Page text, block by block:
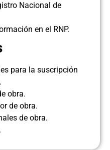
Nacional de
en el RNP.
para la suscripción
obra.
de obra.
de obra.